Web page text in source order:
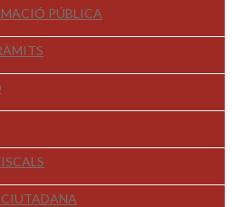
PÚBLICA